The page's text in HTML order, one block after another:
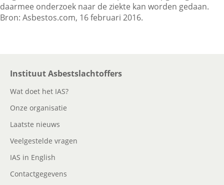
daarmee onderzoek naar de ziekte kan worden gedaan.
Bron: Asbestos.com, 16 februari 2016.
Instituut Asbestslachtoffers
Wat doet het IAS?
Onze organisatie
Laatste nieuws
Veelgestelde vragen
IAS in English
Contactgegevens